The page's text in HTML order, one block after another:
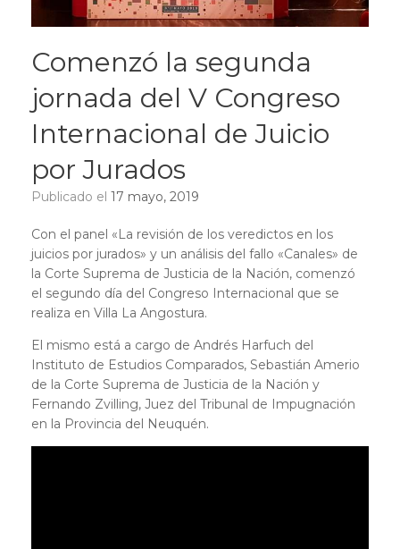
Comenzó la segunda
jornada del V Congreso
Internacional de Juicio
por Jurados
Publicado el 17 mayo, 2019
Con el panel «La revisión de los veredictos en los
juicios por jurados» y un análisis del fallo «Canales» de
la Corte Suprema de Justicia de la Nación, comenzó
el segundo día del Congreso Internacional que se
realiza en Villa La Angostura.
El mismo está a cargo de Andrés Harfuch del
Instituto de Estudios Comparados, Sebastián Amerio
de la Corte Suprema de Justicia de la Nación y
Fernando Zvilling, Juez del Tribunal de Impugnación
en la Provincia del Neuquén.